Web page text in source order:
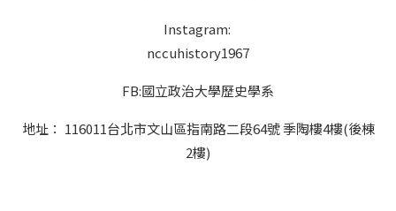
Instagram:
nccuhistory1967
FB:國立政治大學歷史學系
地址： 116011台北市文山區指南路二段64號 季陶樓4樓(後棟
2樓)